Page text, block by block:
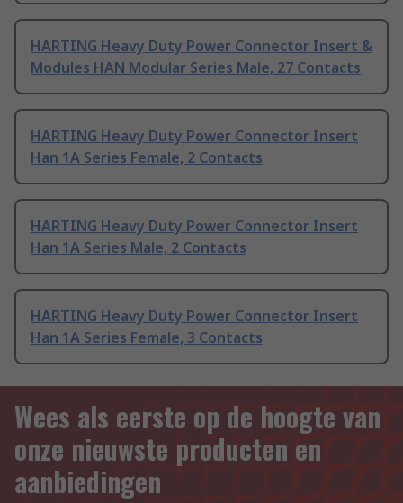
HARTING Heavy Duty Power Connector Insert &
Modules HAN Modular Series Male, 27 Contacts
HARTING Heavy Duty Power Connector Insert
Han 1A Series Female, 2 Contacts
HARTING Heavy Duty Power Connector Insert
Han 1A Series Male, 2 Contacts
HARTING Heavy Duty Power Connector Insert
Han 1A Series Female, 3 Contacts
Wees als eerste op de hoogte van
onze nieuwste producten en
aanbiedingen